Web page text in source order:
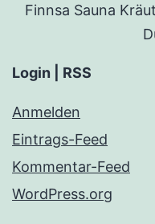
Finnsa Sauna
Login | RSS
Anmelden
Eintrags-Feed
Kommentar-Feed
WordPress.org